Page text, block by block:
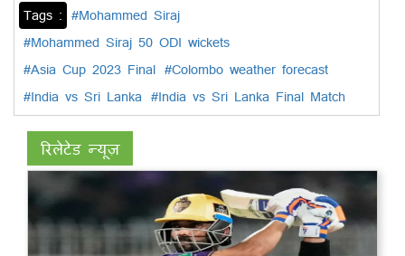
Tags : #Mohammed Siraj
#Mohammed Siraj 50 ODI wickets
#Asia Cup 2023 Final #Colombo weather forecast
#India vs Sri Lanka #India vs Sri Lanka Final Match
रिलेटेड न्यूज़